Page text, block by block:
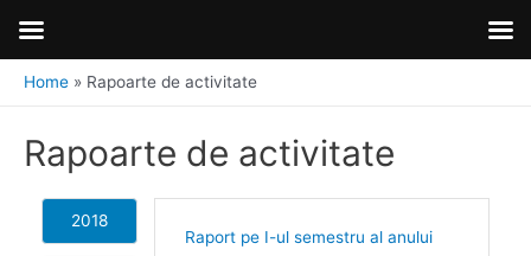
Home Rapoarte de activitate
Rapoarte de activitate
2018
Raport pe I-ul semestru al anului